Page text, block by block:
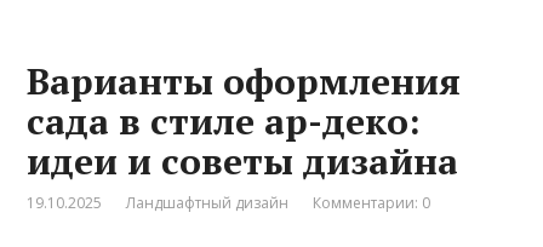
Варианты оформления
сада в стиле ар-деко:
идеи и советы дизайна
19.10.2025 Ландшафтный дизайн Комментарии: 0